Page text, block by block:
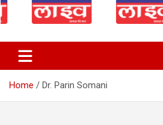
Home Dr. Parin Somani